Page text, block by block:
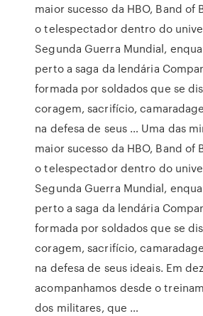
maior sucesso da HBO, Band of
o telespectador dentro do
Segunda Guerra Mundial,
perto a saga da lendária
formada por soldados que se
coragem, sacrifício,
na defesa de seus … Uma das
maior sucesso da HBO, Band of
o telespectador dentro do
Segunda Guerra Mundial,
perto a saga da lendária
formada por soldados que se
coragem, sacrifício,
na defesa de seus ideais. Em
acompanhamos desde o
dos militares, que …